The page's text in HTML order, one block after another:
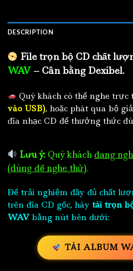
DESCRIPTION
File trọn bộ CD chất
WAV – Cân bằng Dexibel.
Quý khách có thể nghe trực
vào USB), hoặc phát qua bộ
đĩa nhạc CD để thưởng thức
Lưu ý: Quý khách đang
(dùng để nghe thử).
Để trải nghiệm đầy đủ chất
trên đĩa CD gốc, hãy tải trọn
WAV bằng nút bên dưới:
TẢI ALBUM